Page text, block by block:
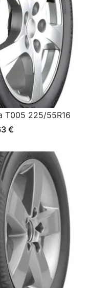
T005 225/55R16
€